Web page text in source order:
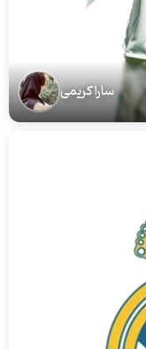
سارا کریمی